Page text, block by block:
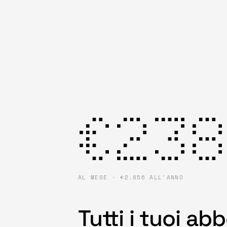
AL MESE · €2.856 ALL'ANNO
Tutti i tuoi